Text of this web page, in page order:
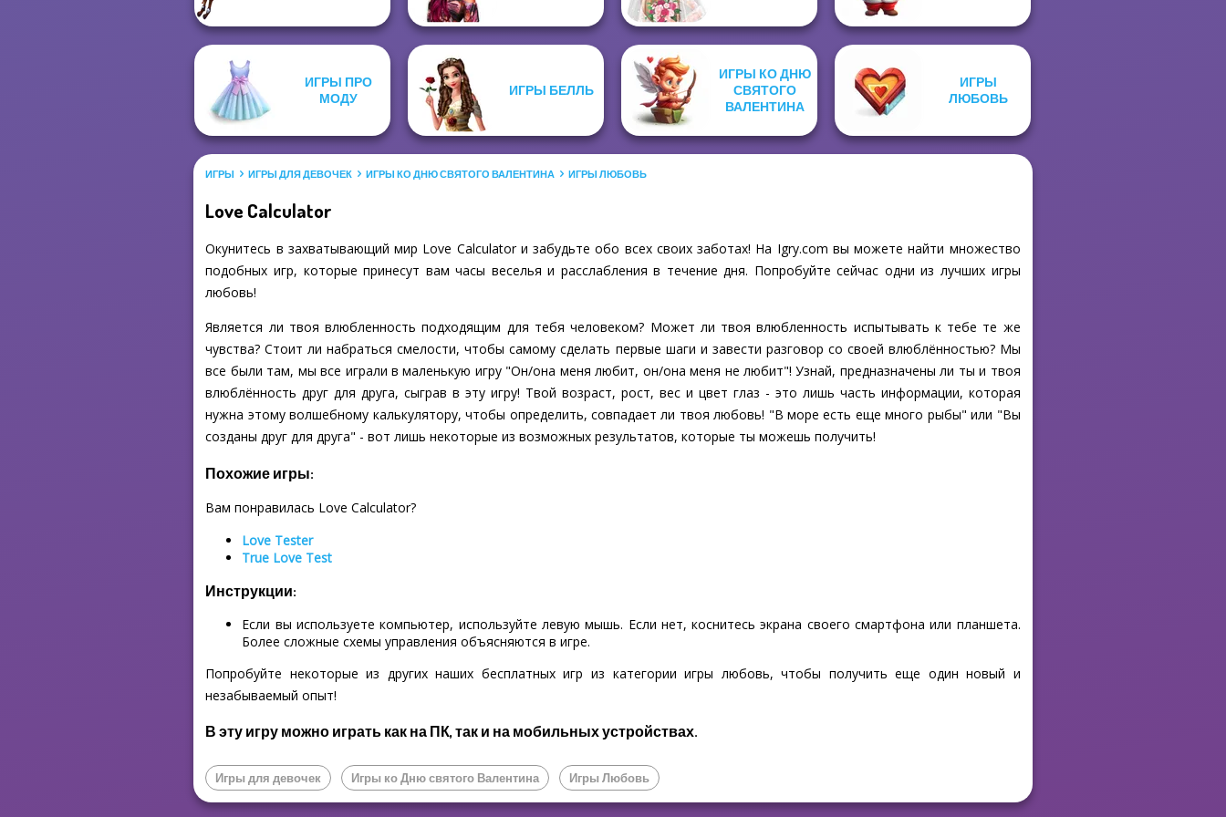
ИГРЫ ПРО
МОДУ
ИГРЫ БЕЛЛЬ
ИГРЫ КО ДНЮ
СВЯТОГО
ВАЛЕНТИНА
ИГРЫ
ЛЮБОВЬ
ИГРЫ ИГРЫ ДЛЯ ДЕВОЧЕК ИГРЫ КО ДНЮ СВЯТОГО ВАЛЕНТИНА ИГРЫ ЛЮБОВЬ
Love Calculator
Окунитесь в захватывающий мир Love Calculator и забудьте обо всех своих заботах! На Igry.com вы можете найти множество
подобных игр, которые принесут вам часы веселья и расслабления в течение дня. Попробуйте сейчас одни из лучших игры
любовь!
Является ли твоя влюбленность подходящим для тебя человеком? Может ли твоя влюбленность испытывать к тебе те же
чувства? Стоит ли набраться смелости, чтобы самому сделать первые шаги и завести разговор со своей влюблённостью? Мы
все были там, мы все играли в маленькую игру "Он/она меня любит, он/она меня не любит"! Узнай, предназначены ли ты и твоя
влюблённость друг для друга, сыграв в эту игру! Твой возраст, рост, вес и цвет глаз - это лишь часть информации, которая
нужна этому волшебному калькулятору, чтобы определить, совпадает ли твоя любовь! "В море есть еще много рыбы" или "Вы
созданы друг для друга" - вот лишь некоторые из возможных результатов, которые ты можешь получить!
Похожие игры:
Вам понравилась Love Calculator?
Love Tester
True Love Test
Инструкции:
Если вы используете компьютер, используйте левую мышь. Если нет, коснитесь экрана своего смартфона или планшета.
Более сложные схемы управления объясняются в игре.
Попробуйте некоторые из других наших бесплатных игр из категории игры любовь, чтобы получить еще один новый и
незабываемый опыт!
В эту игру можно играть как на ПК, так и на мобильных устройствах.
Игры для девочек Игры ко Дню святого Валентина Игры Любовь